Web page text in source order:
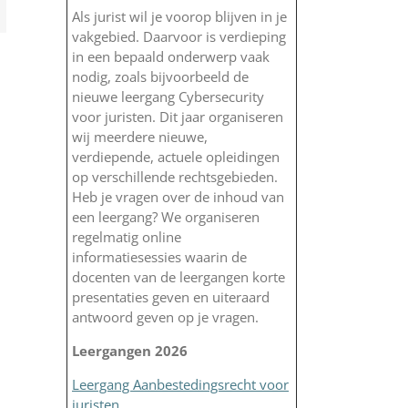
Als jurist wil je voorop blijven in je
vakgebied. Daarvoor is verdieping
in een bepaald onderwerp vaak
nodig, zoals bijvoorbeeld de
nieuwe leergang Cybersecurity
voor juristen. Dit jaar organiseren
wij meerdere nieuwe,
verdiepende, actuele opleidingen
op verschillende rechtsgebieden.
Heb je vragen over de inhoud van
een leergang? We organiseren
regelmatig online
informatiesessies waarin de
docenten van de leergangen korte
presentaties geven en uiteraard
antwoord geven op je vragen.
Leergangen 2026
Leergang Aanbestedingsrecht voor